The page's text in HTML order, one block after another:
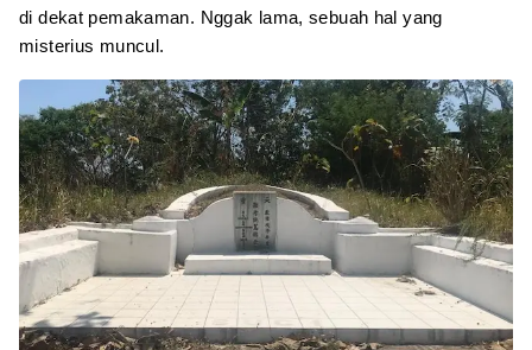
di dekat pemakaman. Nggak lama, sebuah hal yang
misterius muncul.